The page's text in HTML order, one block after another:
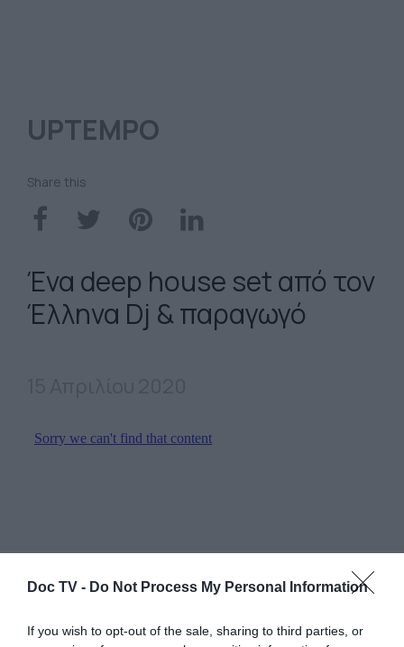
Doc TV - Do Not Process My Personal Information
If you wish to opt-out of the sale, sharing to third parties, or
UPTEMPO
Share this
Ένα deep house set από τον
Έλληνα Dj & παραγωγό